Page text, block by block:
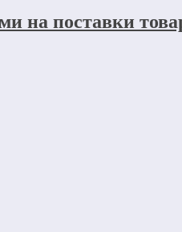
на поставки